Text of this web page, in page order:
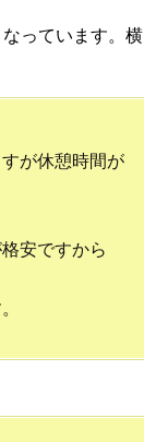
っています。横
が休憩時間が
安ですから